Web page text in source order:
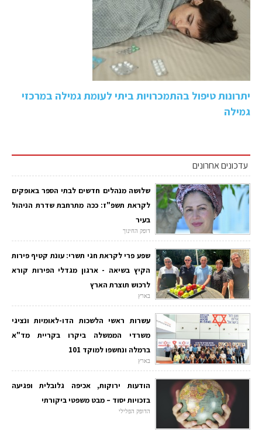
יתרונות טיפול בהתמכרויות ביתי לעומת גמילה במרכזי
גמילה
עדכונים אחרונים
שלושה מנהלים חדשים לבתי הספר באופקים
לקראת תשפ"ז: ככה מתרחבת שדרת הניהול
בעיר
דופק החינוך
שפע פרי לקראת חגי תשרי: עונת קטיף פירות
הקיץ בשיאה - ארגון מגדלי הפירות קורא
לרכוש תוצרת הארץ
בארץ
עשרות ראשי הלשכות הדו-לאומיות ונציגי
משרדי הממשלה ביקרו בקריית מד"א
ברמלה ונחשפו למוקד 101
בארץ
הודעות ירוקות, אכיפה גלובלית ופגיעה
בזכויות יסוד – מבט משפטי ביקורתי
הדופק הפלילי